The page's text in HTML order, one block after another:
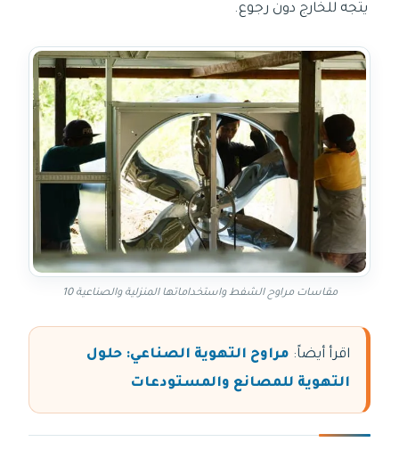
يتجه للخارج دون رجوع.
مقاسات مراوح الشفط واستخداماتها المنزلية والصناعية 10
اقرأ أيضاً: مراوح التهوية الصناعي: حلول
التهوية للمصانع والمستودعات